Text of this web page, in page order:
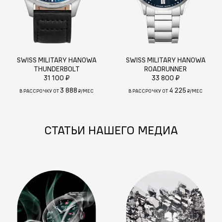
SWISS MILITARY HANOWA
THUNDERBOLT
31 100 ₽
В РАССРОЧКУ ОТ3 888 ₽/МЕС
SWISS MILITARY HANOWA
ROADRUNNER
33 800 ₽
В РАССРОЧКУ ОТ 4 225 ₽/МЕС
СТАТЬИ НАШЕГО МЕДИА